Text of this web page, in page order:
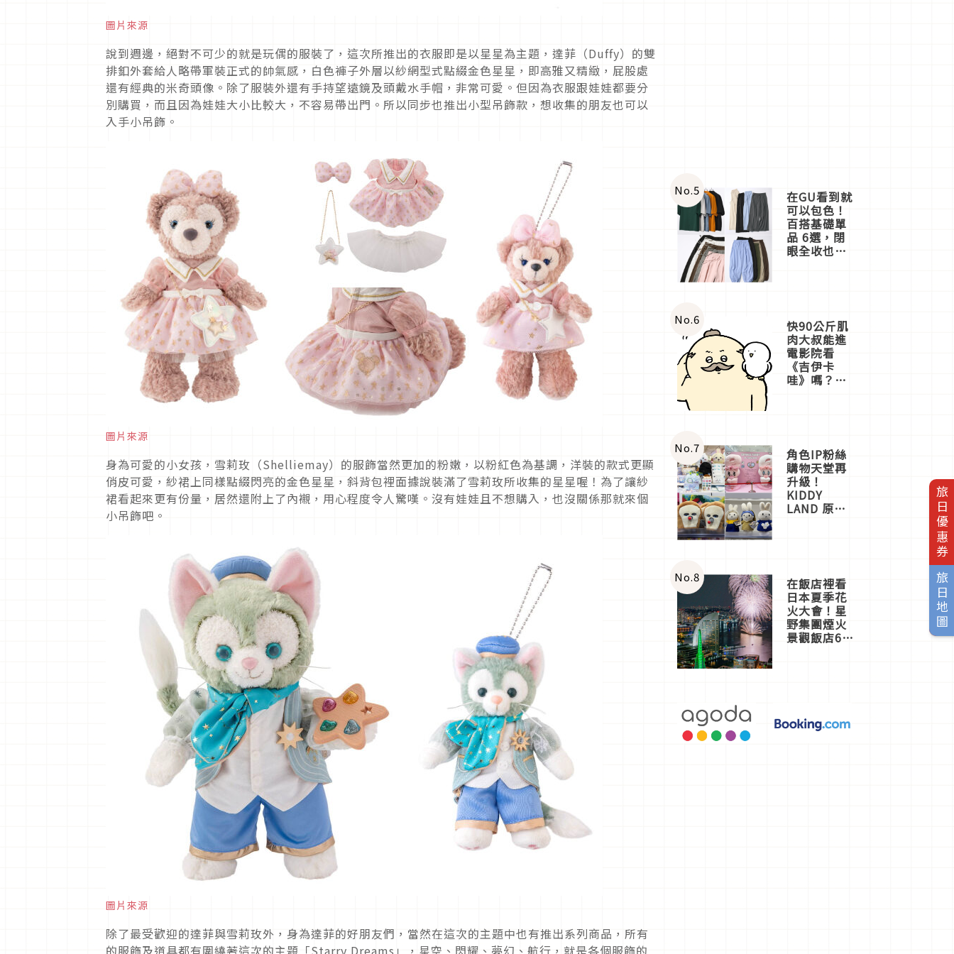
旅日優惠券
旅日地圖
圖片來源
說到週邊，絕對不可少的就是玩偶的服裝了，這次所推出的衣服即是以星星為主題，達菲（Duffy）的雙
排釦外套給人略帶軍裝正式的帥氣感，白色褲子外層以紗網型式點綴金色星星，即高雅又精緻，屁股處
還有經典的米奇頭像。除了服裝外還有手持望遠鏡及頭戴水手帽，非常可愛。但因為衣服跟娃娃都要分
別購買，而且因為娃娃大小比較大，不容易帶出門。所以同步也推出小型吊飾款，想收集的朋友也可以
入手小吊飾。
圖片來源
身為可愛的小女孩，雪莉玫（Shelliemay）的服飾當然更加的粉嫩，以粉紅色為基調，洋裝的款式更顯
俏皮可愛，紗裙上同樣點綴閃亮的金色星星，斜背包裡面據說裝滿了雪莉玫所收集的星星喔！為了讓紗
裙看起來更有份量，居然還附上了內襯，用心程度令人驚嘆。沒有娃娃且不想購入，也沒關係那就來個
小吊飾吧。
圖片來源
除了最受歡迎的達菲與雪莉玫外，身為達菲的好朋友們，當然在這次的主題中也有推出系列商品，所有
No.5 在GU看到就
可以包色！
百搭基礎單
品 6選，閉
眼全收也不
No.6 快90公斤肌
肉大叔能進
電影院看
《吉伊卡
哇》嗎？日
一同給出了
答案
No.7 角色IP粉絲
購物天堂再
升級！
KIDDY
LAND 原宿
店3分即達
No.8 在飯店裡看
日本夏季花
火大會！星
野集團煙火
景觀飯店6